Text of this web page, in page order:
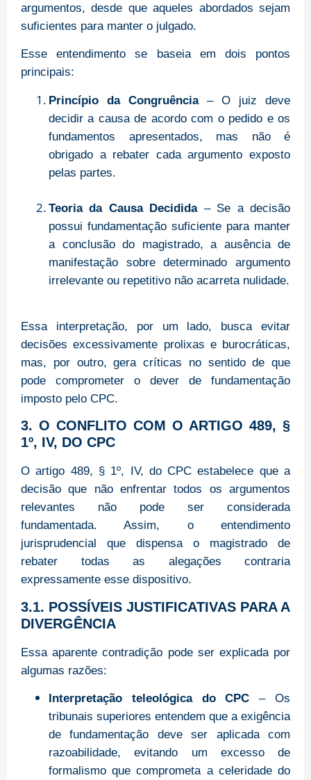
argumentos, desde que aqueles abordados sejam
suficientes para manter o julgado.
Esse entendimento se baseia em dois pontos
principais:
Princípio da Congruência– O juiz deve
decidir a causa de acordo com o pedido e os
fundamentos apresentados, mas não é
obrigado a rebater cada argumento exposto
pelas partes.
Teoria da Causa Decidida– Se a decisão
possui fundamentação suficiente para manter
a conclusão do magistrado, a ausência de
manifestação sobre determinado argumento
irrelevante ou repetitivo não acarreta nulidade.
Essa interpretação, por um lado, busca evitar
decisões excessivamente prolixas e burocráticas,
mas, por outro, gera críticas no sentido de que
pode comprometer o dever de fundamentação
imposto pelo CPC.
3. O CONFLITO COM O ARTIGO 489, §
1º, IV, DO CPC
O artigo 489, § 1º, IV, do CPC estabelece que a
decisão que não enfrentar todos os argumentos
relevantes não pode ser considerada
fundamentada. Assim, o entendimento
jurisprudencial que dispensa o magistrado de
rebater todas as alegações contraria
expressamente esse dispositivo.
3.1. POSSÍVEIS JUSTIFICATIVAS PARA A
DIVERGÊNCIA
Essa aparente contradição pode ser explicada por
algumas razões:
Interpretação teleológica do CPC – Os
tribunais superiores entendem que a exigência
de fundamentação deve ser aplicada com
razoabilidade, evitando um excesso de
formalismo que comprometa a celeridade do